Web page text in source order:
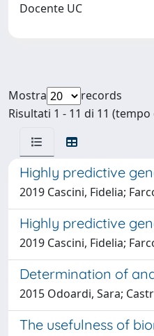
Docente UC
Mostra
records
Risultati 1 - 11 di 11
Highly predictive
2019 Cascini, Fidelia;
Highly predictive
2019 Cascini, Fidelia;
Determination of
2015 Odoardi, Sara;
The usefulness of